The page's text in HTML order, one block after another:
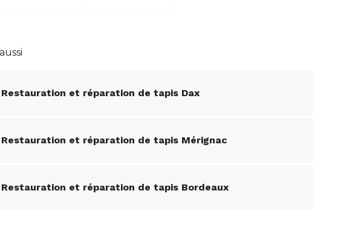
Restauration et réparation de tapis Dax
Restauration et réparation de tapis Mérignac
Restauration et réparation de tapis Bordeaux